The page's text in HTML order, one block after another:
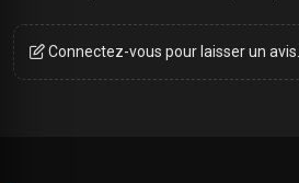
Connectez-vous pour laisser un avis.